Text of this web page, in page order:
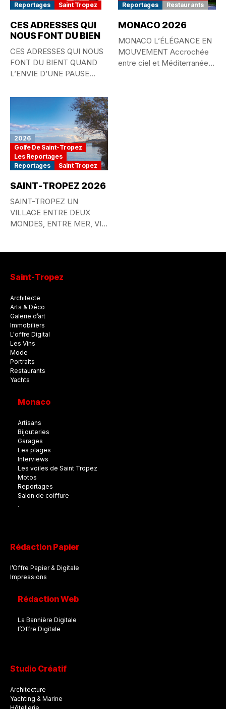
Reportages
Saint Tropez
CES ADRESSES QUI
NOUS FONT DU BIEN
CES ADRESSES QUI NOUS
FONT DU BIENT QUAND
L’ENVIE D’UNE PAUSE
Reportages
Restaurants
MONACO 2026
MONACO L’ÉLÉGANCE EN
MOUVEMENT Accrochée
entre ciel et Méditerranée,
2026
Golfe De Saint-Tropez
Les Reportages
Reportages
Saint Tropez
SAINT-TROPEZ 2026
SAINT-TROPEZ UN
VILLAGE ENTRE DEUX
MONDES, ENTRE MER, VIE
Saint-Tropez
Architecte
Arts & Déco
Galerie d’art
Immobiliers
L'offre Digital
Les Vins
Mode
Portraits
Restaurants
Yachts
Monaco
Artisans
Bijouteries
Garages
Les plages
Interviews
Les voiles de Saint Tropez
Motos
Reportages
Salon de coiffure
.
Rédaction Papier
l’Offre Papier & Digitale
Impressions
Rédaction Web
La Bannière Digitale
l’Offre Digitale
Studio Créatif
Architecture
Yachting & Marine